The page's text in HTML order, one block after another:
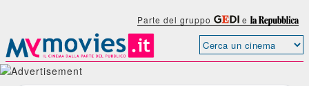
Parte del gruppo e